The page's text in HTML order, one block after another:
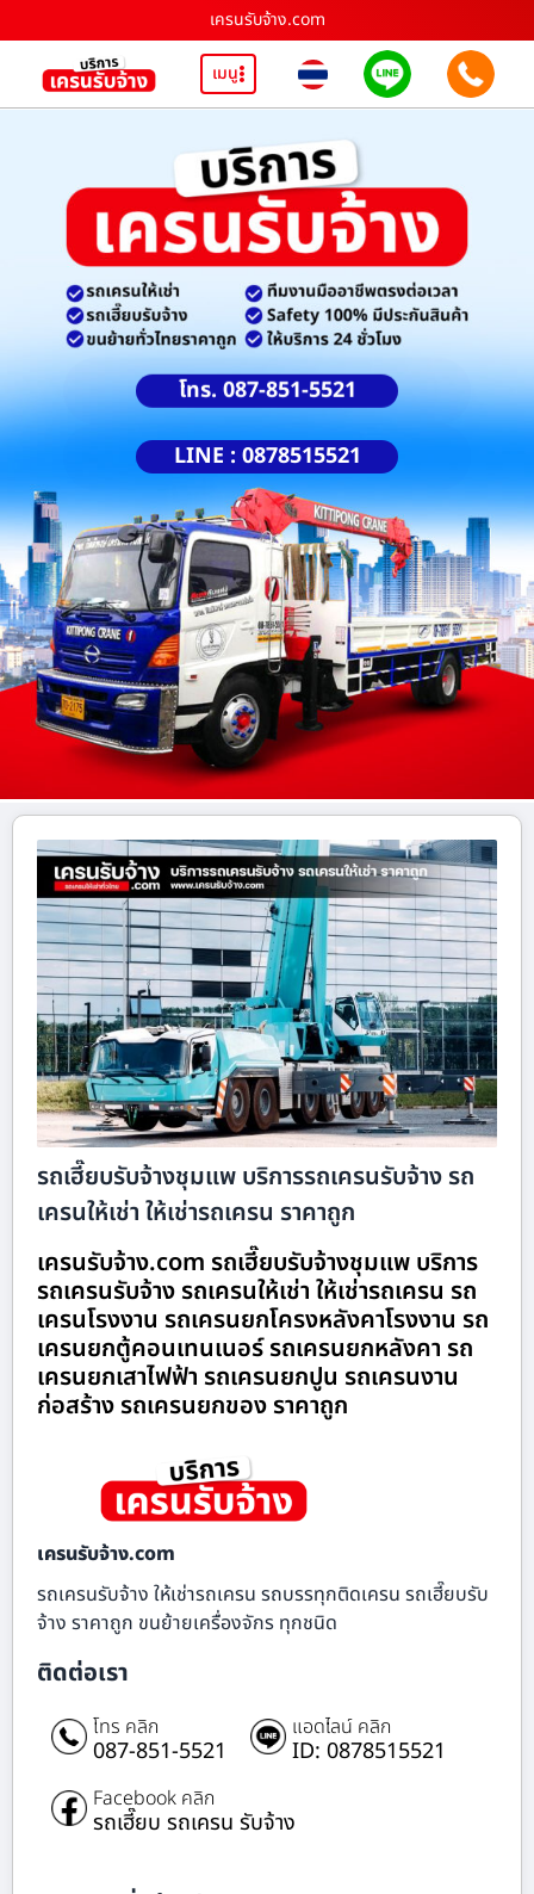
เครนรับจ้าง.com
เมนู
โทร. 087-851-5521
LINE : 0878515521
รถเฮี๊ยบรับจ้างชุมแพ บริการรถเครนรับจ้าง รถ
เครนให้เช่า ให้เช่ารถเครน ราคาถูก
เครนรับจ้าง.com รถเฮี๊ยบรับจ้างชุมแพ บริการ
รถเครนรับจ้าง รถเครนให้เช่า ให้เช่ารถเครน รถ
เครนโรงงาน รถเครนยกโครงหลังคาโรงงาน รถ
เครนยกตู้คอนเทนเนอร์ รถเครนยกหลังคา รถ
เครนยกเสาไฟฟ้า รถเครนยกปูน รถเครนงาน
ก่อสร้าง รถเครนยกของ ราคาถูก
เครนรับจ้าง.com
รถเครนรับจ้าง ให้เช่ารถเครน รถบรรทุกติดเครน รถเฮี๊ยบรับ
จ้าง ราคาถูก ขนย้ายเครื่องจักร ทุกชนิด
ติดต่อเรา
โทร คลิก
087-851-5521
แอดไลน์ คลิก
ID: 0878515521
Facebook คลิก
รถเฮี๊ยบ รถเครน รับจ้าง